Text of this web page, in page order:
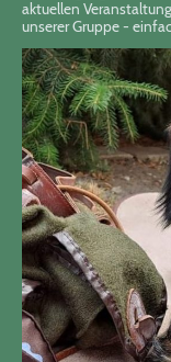
aktuellen
unserer Gruppe -